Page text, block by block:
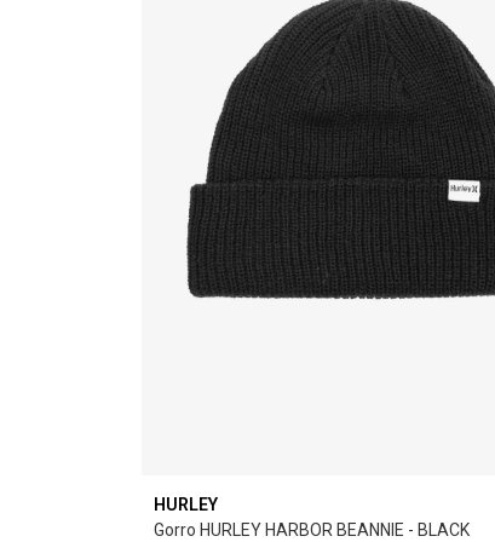
HURLEY
Gorro HURLEY HARBOR BEANNIE - BLACK